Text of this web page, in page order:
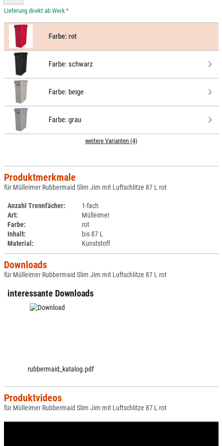
*
Farbe:rot
Farbe: schwarz
Farbe: beige
Farbe: grau
weitere Varianten (4)
Produktmerkmale
für Mülleimer Rubbermaid Slim Jim mit Luftschlitze 87 L rot
Anzahl Trennfächer:
1-fach
Art:
Mülleimer
Farbe:
rot
Inhalt:
bis 87 L
Material:
Kunststoff
Downloads
für Mülleimer Rubbermaid Slim Jim mit Luftschlitze 87 L rot
interessante Downloads
rubbermaid_katalog.pdf
Produktvideos
für Mülleimer Rubbermaid Slim Jim mit Luftschlitze 87 L rot